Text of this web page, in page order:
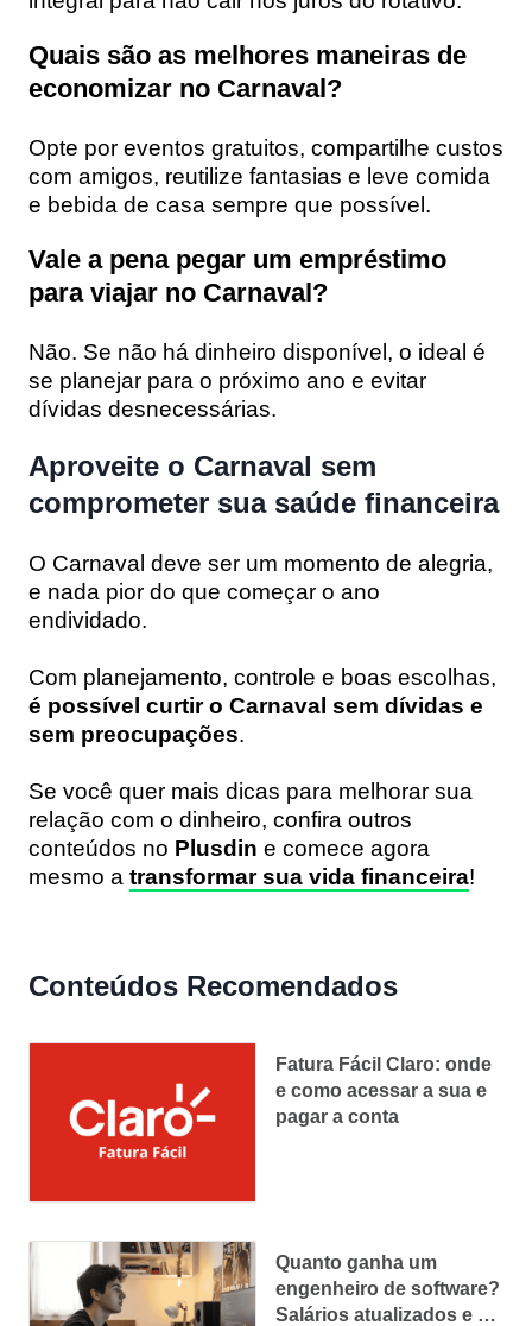
Quais são as melhores maneiras de
economizar no Carnaval?
Opte por eventos gratuitos, compartilhe custos
com amigos, reutilize fantasias e leve comida
e bebida de casa sempre que possível.
Vale a pena pegar um empréstimo
para viajar no Carnaval?
Não. Se não há dinheiro disponível, o ideal é
se planejar para o próximo ano e evitar
dívidas desnecessárias.
Aproveite o Carnaval sem
comprometer sua saúde financeira
O Carnaval deve ser um momento de alegria,
e nada pior do que começar o ano
endividado.
Com planejamento, controle e boas escolhas,
é possível curtir o Carnaval sem dívidas e
sem preocupações.
Se você quer mais dicas para melhorar sua
relação com o dinheiro, confira outros
conteúdos no Plusdin e comece agora
mesmo a transformar sua vida financeira!
Conteúdos Recomendados
Fatura Fácil Claro: onde
e como acessar a sua e
pagar a conta
Quanto ganha um
engenheiro de software?
Salários atualizados e o